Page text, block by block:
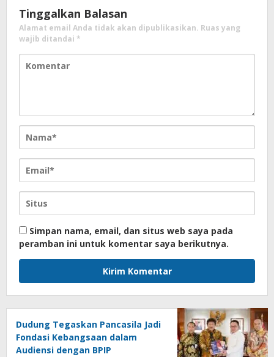
Tinggalkan Balasan
Alamat email Anda tidak akan dipublikasikan. Ruas yang
wajib ditandai *
Simpan nama, email, dan situs web saya pada
peramban ini untuk komentar saya berikutnya.
Dudung Tegaskan Pancasila Jadi
Fondasi Kebangsaan dalam
Audiensi dengan BPIP